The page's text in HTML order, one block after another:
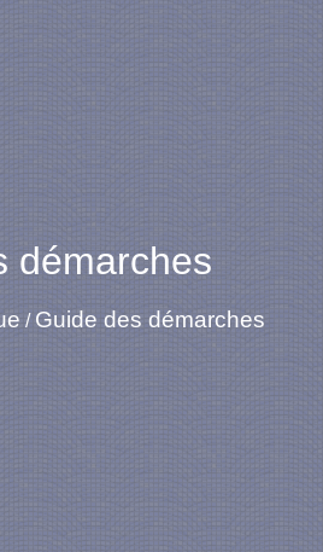
démarches
/ Guide des démarches